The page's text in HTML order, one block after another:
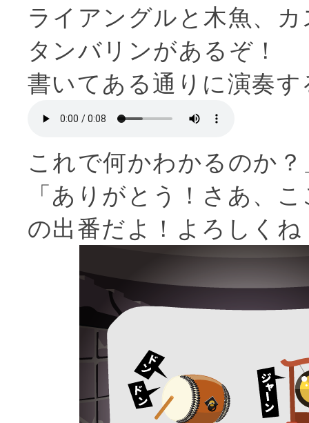
ライアングルと木魚、
タンバリンがあるぞ！
書いてある通りに演奏す
これで何かわかるのか？
「ありがとう！さあ、
の出番だよ！よろしくね